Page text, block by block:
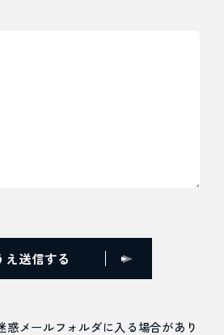
メールフォルダに入る場合があり